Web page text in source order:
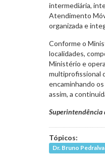
intermediária,
Atendimento
organizada e
Conforme o
localidades,
Ministério e
multiprofissional
encaminhando
assim, a
Superintendência
Tópicos:
Dr. Bruno Pedralva